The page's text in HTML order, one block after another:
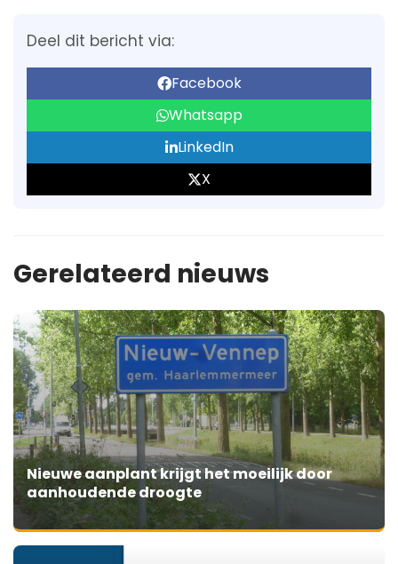
Deel dit bericht via:
Facebook
Whatsapp
LinkedIn
X
Gerelateerd nieuws
Nieuwe aanplant krijgt het moeilijk door
aanhoudende droogte